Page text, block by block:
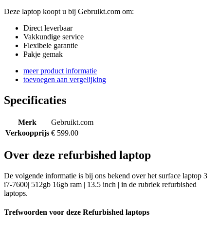
Deze laptop koopt u bij Gebruikt.com om:
Direct leverbaar
Vakkundige service
Flexibele garantie
Pakje gemak
meer product informatie
toevoegen aan vergelijking
Specificaties
Merk
Gebruikt.com
Verkoopprijs € 599.00
Over deze refurbished laptop
De volgende informatie is bij ons bekend over het surface laptop 3
i7-7600| 512gb 16gb ram | 13.5 inch | in de rubriek refurbished
laptops.
Trefwoorden voor deze Refurbished laptops